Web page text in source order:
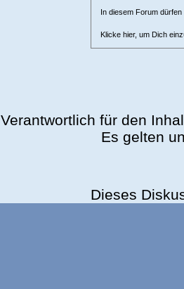
In diesem Forum
Klicke hier, um Dich
Verantwortlich für den
Es gelten
Dieses